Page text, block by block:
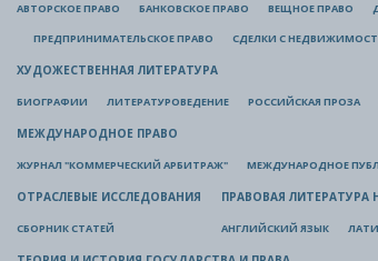
АВТОРСКОЕ ПРАВО БАНКОВСКОЕ ПРАВО ВЕЩНОЕ ПРАВО
ПРЕДПРИНИМАТЕЛЬСКОЕ ПРАВО СДЕЛКИ С
ХУДОЖЕСТВЕННАЯ ЛИТЕРАТУРА
БИОГРАФИИ ЛИТЕРАТУРОВЕДЕНИЕ РОССИЙСКАЯ ПРОЗА
МЕЖДУНАРОДНОЕ ПРАВО
ЖУРНАЛ "КОММЕРЧЕСКИЙ АРБИТРАЖ" МЕЖДУНАРОДНОЕ
ОТРАСЛЕВЫЕ ИССЛЕДОВАНИЯ
СБОРНИК СТАТЕЙ
ПРАВОВАЯ
АНГЛИЙСКИЙ ЯЗЫК